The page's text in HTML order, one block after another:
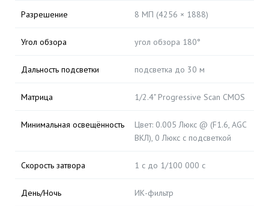
Разрешение 8 МП (4256 × 1888)
Угол обзора угол обзора 180°
Дальность подсветки подсветка до 30 м
Матрица 1/2.4" Progressive Scan CMOS
Минимальная освещённость
Цвет: 0.005 Люкс @ (F1.6, AGC
ВКЛ), 0 Люкс с подсветкой
Скорость затвора 1 с до 1/100 000 с
День/Ночь ИК-фильтр